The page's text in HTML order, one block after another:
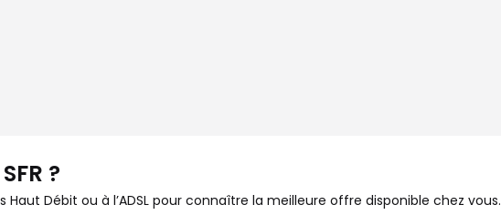
?
Débit ou à l’ADSL pour connaître la meilleure offre disponible chez vous.